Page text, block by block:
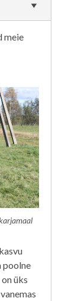
meie
poolne
üks